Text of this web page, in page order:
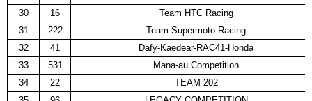
30
16
Team HTC Racing
31
222
Team Supermoto Racing
32
41
Dafy-Kaedear-RAC41-Honda
33
531
Mana-au Competition
34
22
TEAM 202